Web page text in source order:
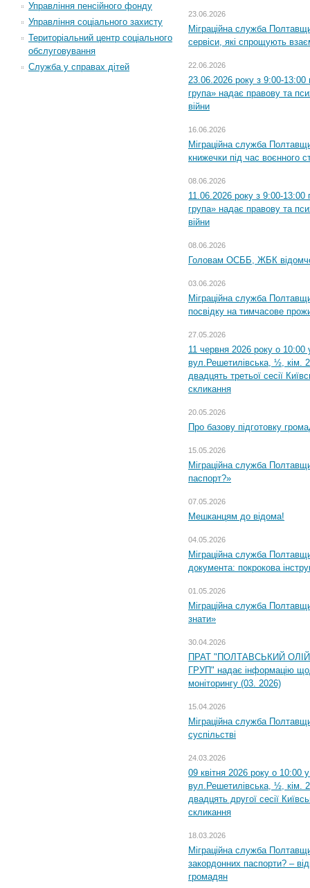
Управління пенсійного фонду
Управління соціального захисту
Територіальний центр соціального
обслуговування
Служба у справах дітей
23.06.2026
Міграційна служба
сервіси, які спрощують
22.06.2026
23.06.2026 року з 9:00-13:00
група» надає правову та
війни
16.06.2026
Міграційна служба
книжечки під час воєнного
08.06.2026
11.06.2026 року з 9:00-13:00
група» надає правову та
війни
08.06.2026
Головам ОСББ, ЖБК
03.06.2026
Міграційна служба
посвідку на тимчасове
27.05.2026
11 червня 2026 року о 10:00
вул.Решетилівська, ½, кім.
двадцять третьої сесії
скликання
20.05.2026
Про базову підготовку
15.05.2026
Міграційна служба
паспорт?»
07.05.2026
Мешканцям до відома!
04.05.2026
Міграційна служба
документа: покрокова
01.05.2026
Міграційна служба
знати»
30.04.2026
ПРАТ "ПОЛТАВСЬКИЙ
ГРУП" надає інформацію
моніторингу (03. 2026)
15.04.2026
Міграційна служба
суспільстві
24.03.2026
09 квітня 2026 року о 10:00
вул.Решетилівська, ½, кім.
двадцять другої сесії
скликання
18.03.2026
Міграційна служба
закордонних паспорти? –
громадян